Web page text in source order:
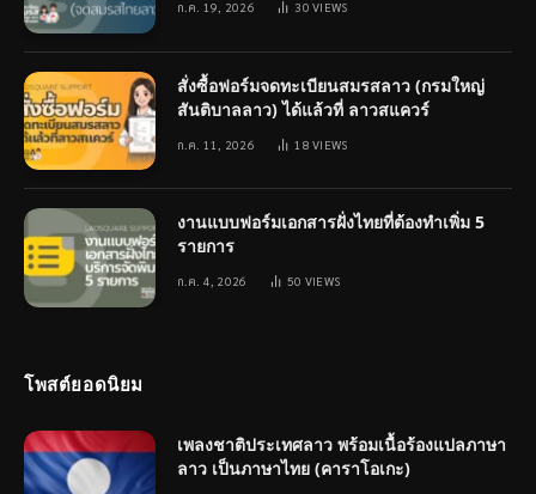
ก.ค. 19, 2026 30VIEWS
สั่งซื้อฟอร์มจดทะเบียนสมรสลาว (กรมใหญ่
สันติบาลลาว) ได้แล้วที่ ลาวสแควร์
ก.ค. 11, 2026 18VIEWS
งานแบบฟอร์มเอกสารฝั่งไทยที่ต้องทำเพิ่ม 5
รายการ
ก.ค. 4, 2026 50 VIEWS
โพสต์ยอดนิยม
เพลงชาติประเทศลาว พร้อมเนื้อร้องแปลภาษา
ลาว เป็นภาษาไทย (คาราโอเกะ)